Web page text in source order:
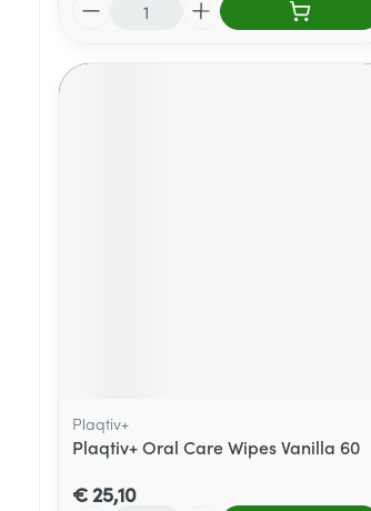
Plaqtiv+
Plaqtiv+ Oral Care Wipes Vanilla 60
€ 25,10